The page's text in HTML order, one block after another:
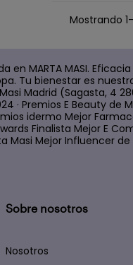
Mostrando
MARTA MASI.
Tu bienestar es
Madrid (Sagasta, 4
· Premios E Beauty de
idermo Mejor
Finalista Mejor E
Masi Mejor Influencer de
Sobre nosotros
Nosotros